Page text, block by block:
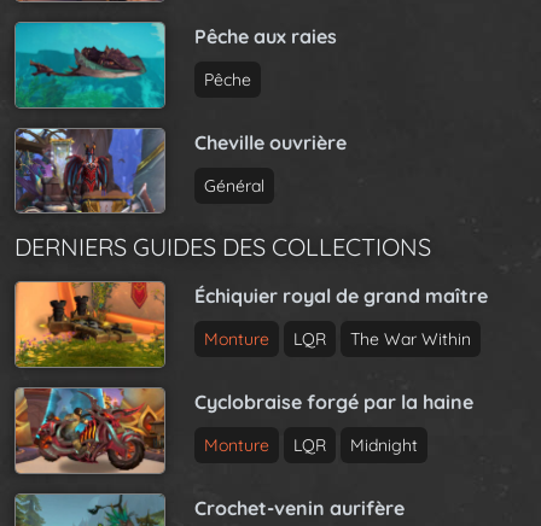
Pêche aux raies
Pêche
Cheville ouvrière
Général
DERNIERS GUIDES DES COLLECTIONS
Échiquier royal de grand maître
Monture LQR The War Within
Cyclobraise forgé par la haine
Monture LQR Midnight
Crochet-venin aurifère